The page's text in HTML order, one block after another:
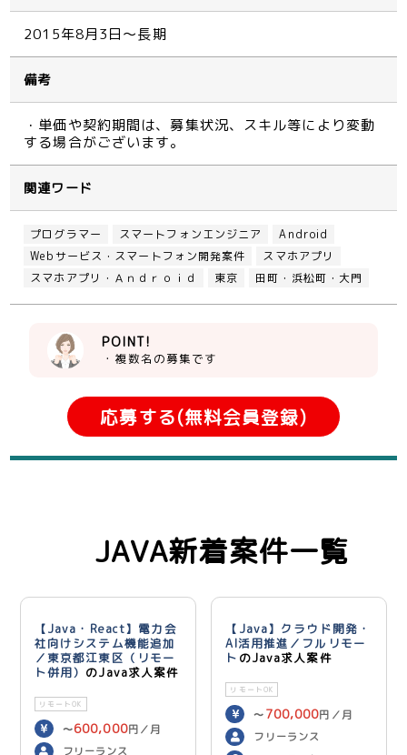
2015年8月3日～長期
備考
・単価や契約期間は、募集状況、スキル等により変動
する場合がございます。
関連ワード
プログラマー スマートフォンエンジニア
Android
Webサービス・スマートフォン開発案件
スマホアプリ
スマホアプリ・Ａｎｄｒｏｉｄ
東京 田町・浜松町・大門
POINT!
・複数名の募集です
応募する(無料会員登録)
JAVA新着案件一覧
【Java・React】電力会
社向けシステム機能追加
／東京都江東区（リモー
ト併用） のJava求人案件
リモートOK
〜600,000円／月
フリーランス
【Java】クラウド開発・
AI活用推進／フルリモー
ト のJava求人案件
リモートOK
〜 700,000円／月
フリーランス